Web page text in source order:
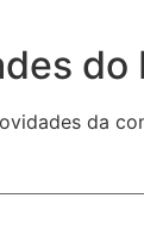
do
da